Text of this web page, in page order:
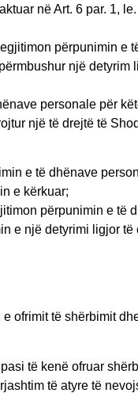
në Art. 6 par. 1,
përpunimin e
një detyrim
personale për
një të drejtë të
e të dhënave
e kërkuar;
përpunimin e të
e një detyrimi ligjor
ofrimit të shërbimit
të kenë ofruar
të atyre të